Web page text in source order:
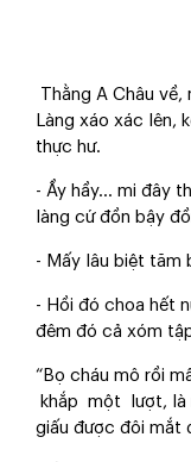
Thằng A Châu
Làng xáo xác lên,
thực hư.
- Ầy hầy... mi đây
làng cứ đồn bậy
- Mấy lâu biệt tăm
- Hồi đó choa hết
đêm đó cả xóm
“Bọ cháu mô rồi
khắp một lượt, là
giấu được đôi mắt